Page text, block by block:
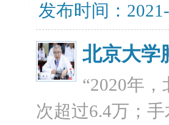
发布时间：
北京大学
“2020年
次超过6.4万；